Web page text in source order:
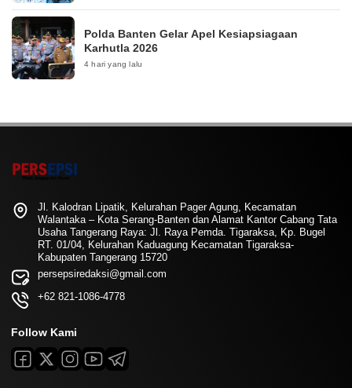
Polda Banten Gelar Apel Kesiapsiagaan
Karhutla 2026
4 hari yang lalu
Jl. Kalodran Lipatik, Kelurahan Pager Agung, Kecamatan
Walantaka – Kota Serang-Banten dan Alamat Kantor Cabang Tata
Usaha Tangerang Raya: Jl. Raya Pemda. Tigaraksa, Kp. Bugel
RT. 01/04, Kelurahan Kaduagung Kecamatan Tigaraksa-
Kabupaten Tangerang 15720
persepsiredaksi@gmail.com
+62 821-1086-4778
Follow Kami